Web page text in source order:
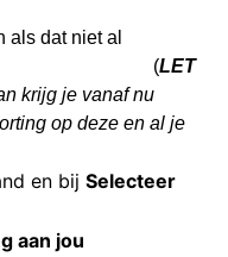
als dat niet al
is. (LET
krijg je vanaf nu
op deze en al je
en bij Selecteer
aan jou